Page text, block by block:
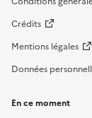
Crédits
Mentions légales
Données
En ce moment